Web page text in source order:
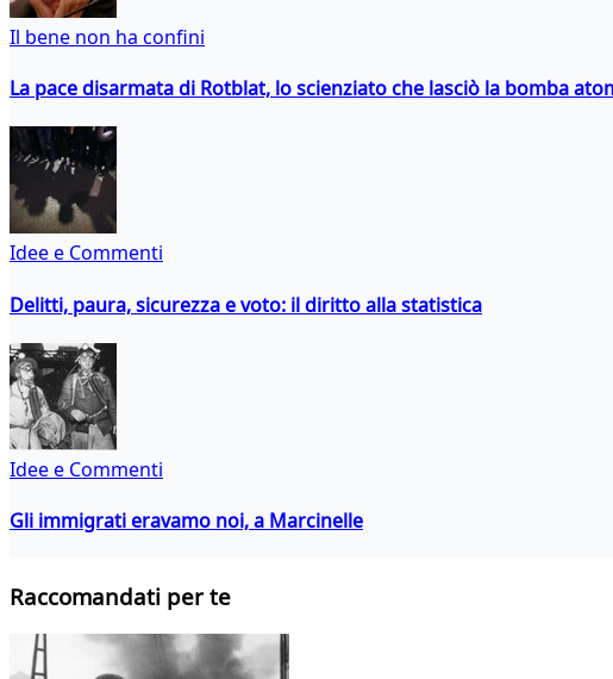
Il bene non ha confini
La pace disarmata di Rotblat, lo scienziato che lasciò la bomba
Idee e Commenti
Delitti, paura, sicurezza e voto: il diritto alla statistica
Idee e Commenti
Gli immigrati eravamo noi, a Marcinelle
Raccomandati per te